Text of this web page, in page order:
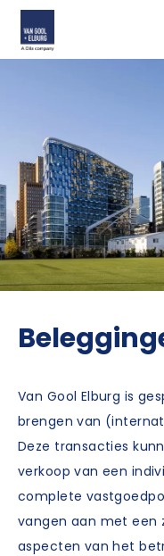
Van Gool Elburg is
brengen van
Deze transacties
verkoop van een
complete
vangen aan met een
aspecten van het